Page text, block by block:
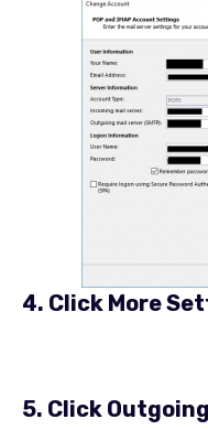
4. Click More
5. Click